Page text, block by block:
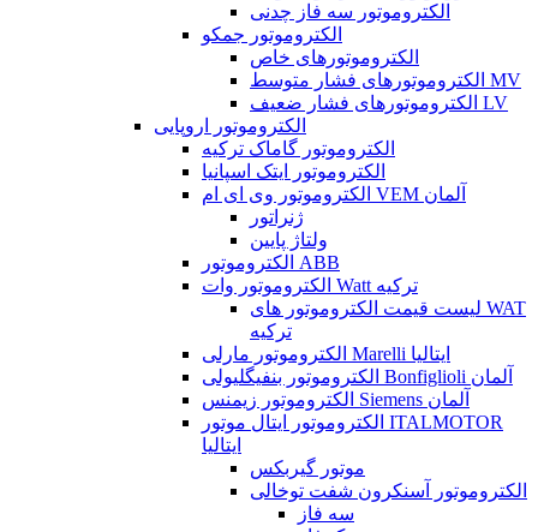
الکتروموتور سه فاز چدنی
الکتروموتور جمکو
الکتروموتورهای خاص
الکتروموتورهای فشار متوسط MV
الکتروموتورهای فشار ضعیف LV
الکتروموتور اروپایی
الکتروموتور گاماک ترکیه
الکتروموتور ایتک اسپانیا
الکتروموتور وی ای ام VEM آلمان
ژنراتور
ولتاژ پایین
الکتروموتور ABB
الکتروموتور وات Watt ترکیه
لیست قیمت الکتروموتور های WAT
ترکیه
الکتروموتور مارلی Marelli ایتالیا
الکتروموتور بنفیگلیولی Bonfiglioli آلمان
الکتروموتور زیمنس Siemens آلمان
الکتروموتور ایتال موتور ITALMOTOR
ایتالیا
موتور گیربکس
الکتروموتور آسنکرون شفت توخالی
سه فاز